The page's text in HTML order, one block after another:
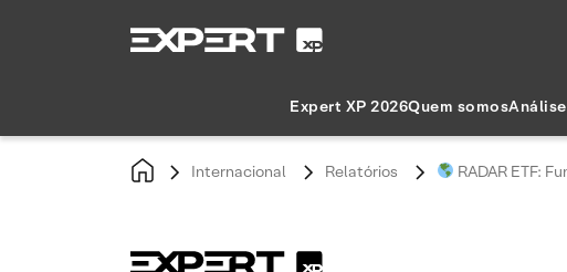
Expert XP 2026Quem somos
Internacional Relatórios RADAR ETF: